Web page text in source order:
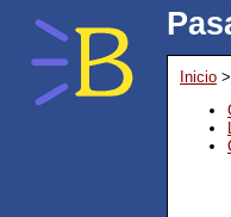
Inicio >